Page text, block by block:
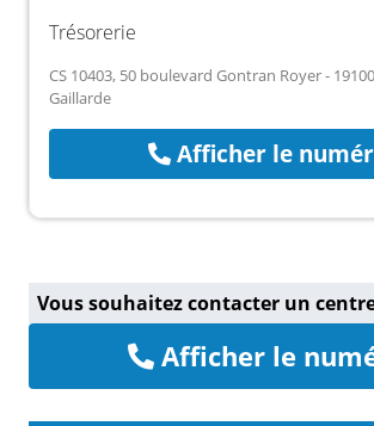
Trésorerie
CS 10403, 50 boulevard Gontran Royer -
Gaillarde
Afficher le
Vous souhaitez contacter un
Afficher le